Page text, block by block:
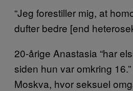
“Jeg forestiller mig, at
dufter bedre [end
20-årige Anastasia “har
siden hun var omkring
Moskva, hvor seksuel